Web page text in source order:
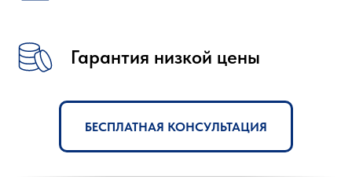
Гарантия низкой цены
БЕСПЛАТНАЯ КОНСУЛЬТАЦИЯ